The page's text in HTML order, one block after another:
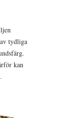
tydliga
kan